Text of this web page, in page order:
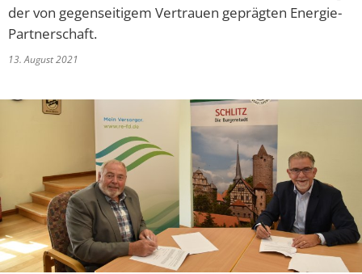
der von gegenseitigem Vertrauen geprägten Energie-
Partnerschaft.
13. August 2021